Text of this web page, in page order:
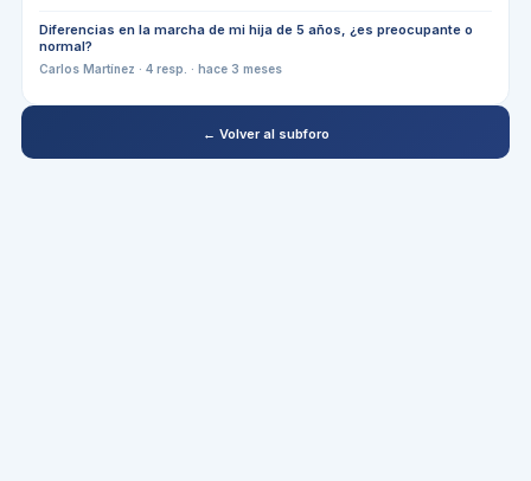
Diferencias en la marcha de mi hija de 5 años, ¿es preocupante o
normal?
Carlos Martínez · 4resp. · hace 3 meses
← Volver al subforo